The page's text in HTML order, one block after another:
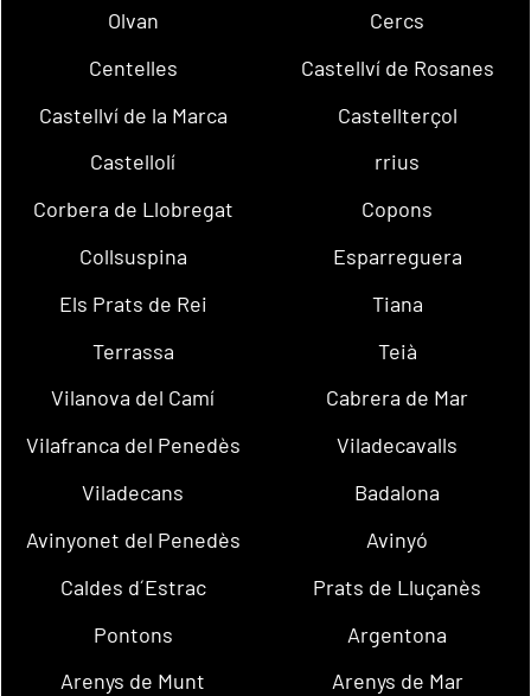
Olvan
Cercs
Centelles
Castellví de Rosanes
Castellví de la Marca
Castellterçol
Castellolí
rrius
Corbera de Llobregat
Copons
Collsuspina
Esparreguera
Els Prats de Rei
Tiana
Terrassa
Teià
Vilanova del Camí
Cabrera de Mar
Vilafranca del Penedès
Viladecavalls
Viladecans
Badalona
Avinyonet del Penedès
Avinyó
Caldes d´Estrac
Prats de Lluçanès
Pontons
Argentona
Arenys de Munt
Arenys de Mar